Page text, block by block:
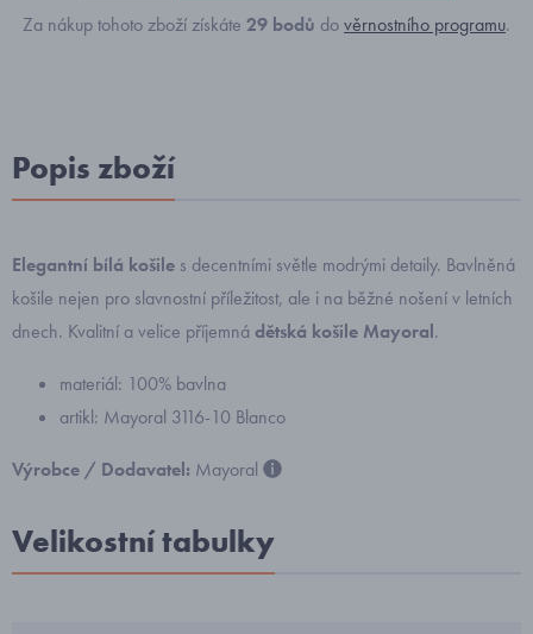
Za nákup tohoto zboží získáte 29 bodů dověrnostního programu.
Popis zboží
Elegantní bílá košile s decentními světle modrými detaily. Bavlněná
košile nejen pro slavnostní příležitost, ale i na běžné nošení v letních
dnech. Kvalitní a velice příjemná dětská košile Mayoral.
materiál: 100% bavlna
artikl: Mayoral 3116-10 Blanco
Výrobce / Dodavatel: Mayoral
Velikostní tabulky